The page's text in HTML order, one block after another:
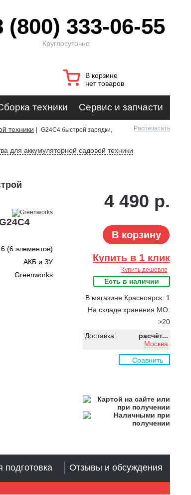
(800) 333-06-55
Круглосуточно
В корзине
нет товаров
техники Сервис и запчасти
техники
G24C4 быстрой зарядки,
Распечатать
для аккумуляторной садовой техники
(6 элементов)
АКБ и ЗУ
Greenworks
4 490 р.
В корзину
Купить в 1 клик
Купить дешевле
Есть в наличии
В магазине Красноярск: 1
На складе хранения МО:
>20
Доставка:
расчёт...
Москва
Сравнить
Отзывы и обсуждения